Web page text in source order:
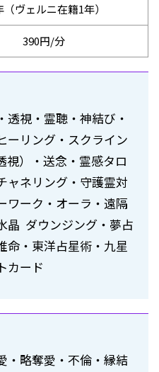
（ヴェルニ在籍1年）
390円/分
透視・霊聴・神結び・
ーリング・スクライン
視）・送念・霊感タロ
ャネリング・守護霊対
ワーク・オーラ・遠隔
晶 ダウンジング・夢占
命・東洋占星術・九星
カード
・略奪愛・不倫・縁結